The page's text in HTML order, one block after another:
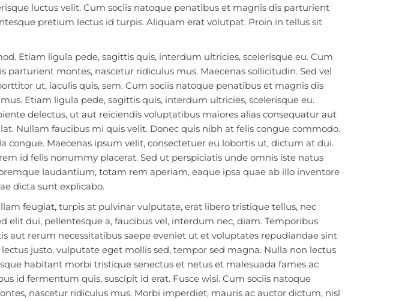
luctus velit. Cum sociis natoque penatibus et magnis dis parturient
pretium lectus id turpis. Aliquam erat volutpat. Proin in tellus sit
Etiam ligula pede, sagittis quis, interdum ultricies, scelerisque eu. Cum
parturient montes, nascetur ridiculus mus. Maecenas sollicitudin. Sed vel
ut, iaculis quis, sem. Cum sociis natoque penatibus et magnis dis
Etiam ligula pede, sagittis quis, interdum ultricies, scelerisque eu.
delectus, ut aut reiciendis voluptatibus maiores alias consequatur aut
Nullam faucibus mi quis velit. Donec quis nibh at felis congue commodo.
congue. Maecenas ipsum velit, consectetuer eu lobortis ut, dictum at dui.
id felis nonummy placerat. Sed ut perspiciatis unde omnis iste natus
laudantium, totam rem aperiam, eaque ipsa quae ab illo inventore
dicta sunt explicabo.
feugiat, turpis at pulvinar vulputate, erat libero tristique tellus, nec
elit dui, pellentesque a, faucibus vel, interdum nec, diam. Temporibus
aut rerum necessitatibus saepe eveniet ut et voluptates repudiandae sint
justo, vulputate eget mollis sed, tempor sed magna. Nulla non lectus
habitant morbi tristique senectus et netus et malesuada fames ac
id fermentum quis, suscipit id erat. Fusce wisi. Cum sociis natoque
nascetur ridiculus mus. Morbi imperdiet, mauris ac auctor dictum, nisl